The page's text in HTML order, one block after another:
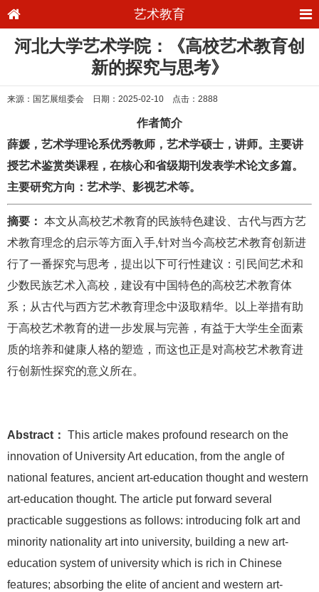
河北大学艺术学院：《高校艺术教育创
新的探究与思考》
来源：国艺展组委会 日期：2025-02-10 点击：2888
作者简介
薛媛，艺术学理论系优秀教师，艺术学硕士，讲师。主要讲
授艺术鉴赏类课程，在核心和省级期刊发表学术论文多篇。
主要研究方向：艺术学、影视艺术等。
摘要： 本文从高校艺术教育的民族特色建设、古代与西方艺
术教育理念的启示等方面入手,针对当今高校艺术教育创新进
行了一番探究与思考，提出以下可行性建议：引民间艺术和
少数民族艺术入高校，建设有中国特色的高校艺术教育体
系；从古代与西方艺术教育理念中汲取精华。以上举措有助
于高校艺术教育的进一步发展与完善，有益于大学生全面素
质的培养和健康人格的塑造，而这也正是对高校艺术教育进
行创新性探究的意义所在。
Abstract： This article makes profound research on the
innovation of University Art education, from the angle of
national features, ancient art-education thought and western
art-education thought. The article put forward several
practicable suggestions as follows: introducing folk art and
minority nationality art into university, building a new art-
education system of university which is rich in Chinese
features; absorbing the elite of ancient and western art-
艺术教育